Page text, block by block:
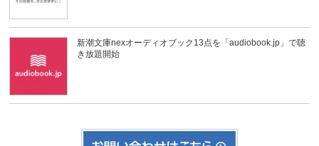
新潮文庫nexオーディオブック13点を「audiobook.jp」で聴
き放題開始